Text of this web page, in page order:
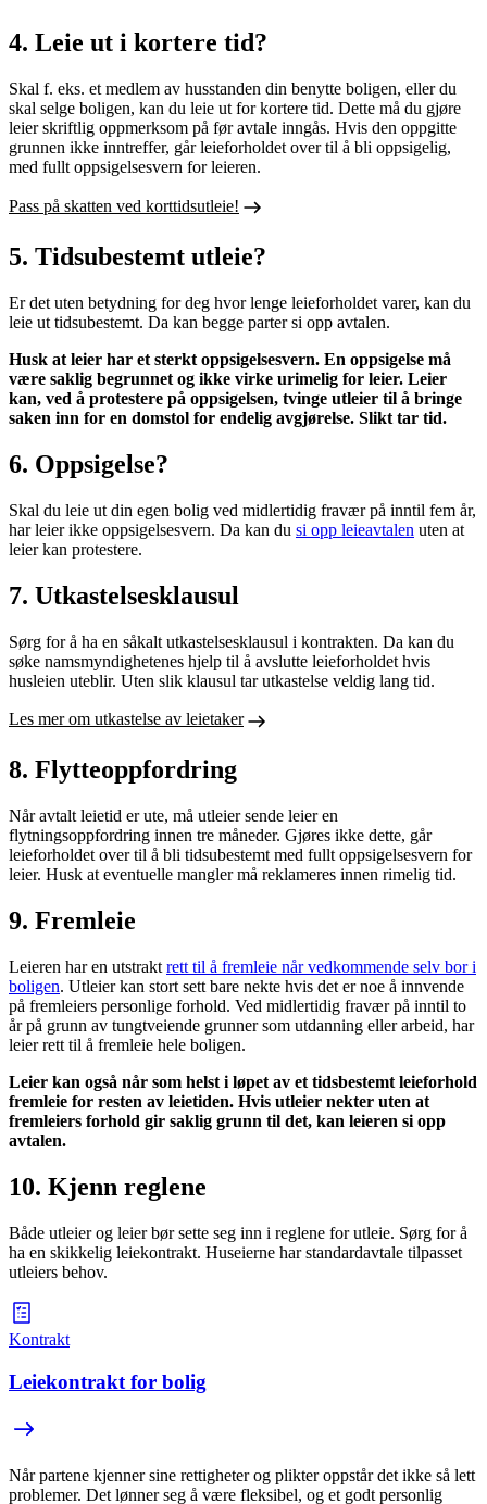
4. Leie ut i kortere tid?
Skal f. eks. et medlem av husstanden din benytte boligen, eller du
skal selge boligen, kan du leie ut for kortere tid. Dette må du gjøre
leier skriftlig oppmerksom på før avtale inngås. Hvis den oppgitte
grunnen ikke inntreffer, går leieforholdet over til å bli oppsigelig,
med fullt oppsigelsesvern for leieren.
Pass på skatten ved korttidsutleie!
5. Tidsubestemt utleie?
Er det uten betydning for deg hvor lenge leieforholdet varer, kan du
leie ut tidsubestemt. Da kan begge parter si opp avtalen.
Husk at leier har et sterkt oppsigelsesvern. En oppsigelse må
være saklig begrunnet og ikke virke urimelig for leier. Leier
kan, ved å protestere på oppsigelsen, tvinge utleier til å bringe
saken inn for en domstol for endelig avgjørelse. Slikt tar tid.
6. Oppsigelse?
Skal du leie ut din egen bolig ved midlertidig fravær på inntil fem år,
har leier ikke oppsigelsesvern. Da kan du si opp leieavtalen uten at
leier kan protestere.
7. Utkastelsesklausul
Sørg for å ha en såkalt utkastelsesklausul i kontrakten. Da kan du
søke namsmyndig­hetenes hjelp til å avslutte leieforholdet hvis
husleien uteblir. Uten slik klausul tar utkastelse veldig lang tid.
Les mer om utkastelse av leietaker
8. Flytteoppfordring
Når avtalt leietid er ute, må utleier sende leier en
flytningsoppfordring innen tre måneder. Gjøres ikke dette, går
leieforholdet over til å bli tidsubestemt med fullt oppsigelsesvern for
leier. Husk at eventuelle mangler må reklameres innen rimelig tid.
9. Fremleie
Leieren har en utstrakt rett til å fremleie når vedkommende selv bor i
boligen. Utleier kan stort sett bare nekte hvis det er noe å innvende
på fremleiers personlige forhold. Ved midlertidig fravær på inntil to
år på grunn av tungtveiende grunner som utdanning eller arbeid, har
leier rett til å fremleie hele boligen.
Leier kan også når som helst i løpet av et tidsbestemt leieforhold
fremleie for resten av leietiden. Hvis utleier nekter uten at
fremleiers forhold gir saklig grunn til det, kan leieren si opp
avtalen.
10. Kjenn reglene
Både utleier og leier bør sette seg inn i reglene for utleie. Sørg for å
ha en skikkelig leiekontrakt. Huseierne har standardavtale tilpasset
utleiers behov.
Kontrakt
Leiekontrakt for bolig
Når partene kjenner sine rettigheter og plikter oppstår det ikke så lett
problemer. Det lønner seg å være fleksibel, og et godt personlig